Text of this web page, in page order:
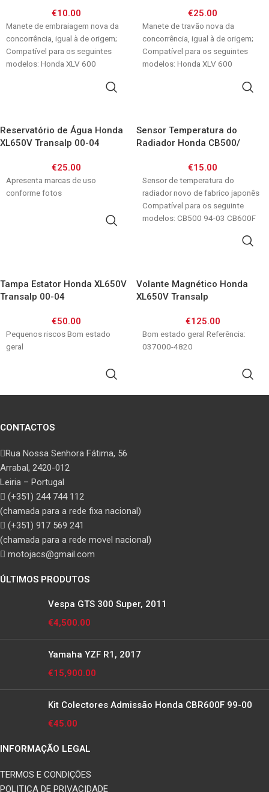
€10.00
Manete de embraiagem nova da
concorrência, igual à de origem;
Compatível para os seguintes
modelos: Honda XLV 600
€25.00
Manete de travão nova da
concorrência, igual à de origem;
Compatível para os seguintes
modelos: Honda XLV 600
Reservatório de Água Honda
XL650V Transalp 00-04
€25.00
Apresenta marcas de uso
conforme fotos
Sensor Temperatura do
Radiador Honda CB500/
CBR900RR/ CBR1000F/
NX250/ ST1100/ VFR750/
VT600/ VTR1000F/ XL600V/
XL650V/ XL1000V/ XRV650/
XRV750
€15.00
Sensor de temperatura do
radiador novo de fabrico japonês
Compatível para os seguinte
modelos: CB500 94-03 CB600F
Tampa Estator Honda XL650V
Transalp 00-04
€50.00
Pequenos riscos Bom estado
geral
Volante Magnético Honda
XL650V Transalp
€125.00
Bom estado geral Referência:
037000-4820
CONTACTOS
Rua Nossa Senhora Fátima, 56
Arrabal, 2420-012
Leiria – Portugal
(+351) 244 744 112
(chamada para a rede fixa nacional)
(+351) 917 569 241
(chamada para a rede movel nacional)
motojacs@gmail.com
ÚLTIMOS PRODUTOS
Vespa GTS 300 Super, 2011
€4,500.00
Yamaha YZF R1, 2017
€15,900.00
Kit Colectores Admissão Honda CBR600F 99-00
€45.00
INFORMAÇÃO LEGAL
TERMOS E CONDIÇÕES
POLITICA DE PRIVACIDADE